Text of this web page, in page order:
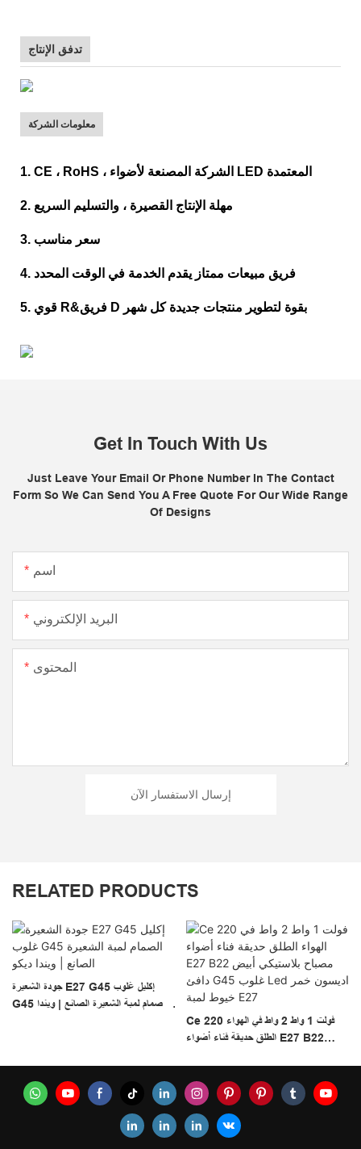
تدفق الإنتاج
معلومات الشركة
1. CE ، RoHS ، الشركة المصنعة لأضواء LED المعتمدة
2. مهلة الإنتاج القصيرة ، والتسليم السريع
4. فريق مبيعات ممتاز يقدم الخدمة في الوقت المحدد
5. قوي R&فريق D بقوة لتطوير منتجات جديدة كل شهر
Get In Touch With Us
Just Leave Your Email Or Phone Number In The Contact
Form So We Can Send You A Free Quote For Our Wide Range
Of Designs
اسم
البريد الإلكتروني
المحتوى
إرسال الاستفسار الآن
RELATED PRODUCTS
جودة الشعيرة E27 G45 إكليل غلوب
G45 الصمام لمبة الشعيرة الصانع | ويندا
Ce 220 فولت 1 واط 2 واط في الهواء
الطلق حديقة فناء أضواء E27 B22